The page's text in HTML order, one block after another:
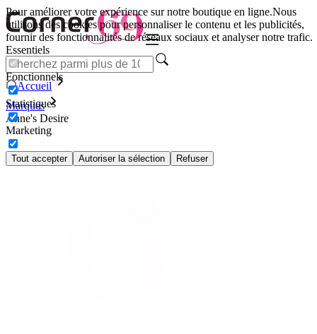
Pour améliorer votre expérience sur notre boutique en ligne.Nous
utilisons des cookies pour personnaliser le contenu et les publicités,
fournir des fonctionnalités de réseaux sociaux et analyser notre trafic.
Essentiels
Fonctionnels
Statistiques
Marketing
Tout accepter Autoriser la sélection Refuser
Accueil
Marques
Anne's Desire